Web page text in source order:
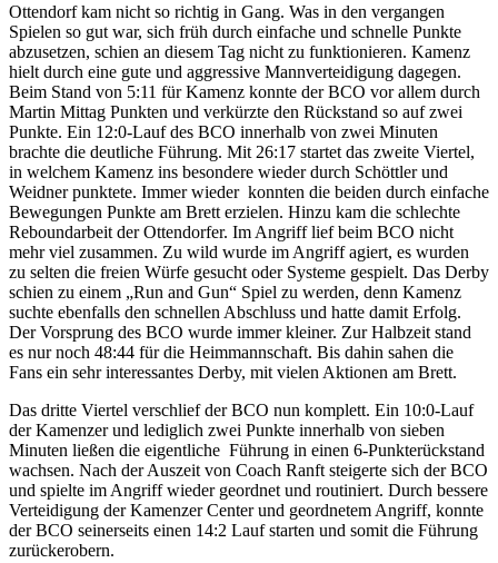
Ottendorf kam nicht so richtig in Gang. Was in den vergangen
Spielen so gut war, sich früh durch einfache und schnelle Punkte
abzusetzen, schien an diesem Tag nicht zu funktionieren. Kamenz
hielt durch eine gute und aggressive Mannverteidigung dagegen.
Beim Stand von 5:11 für Kamenz konnte der BCO vor allem durch
Martin Mittag Punkten und verkürzte den Rückstand so auf zwei
Punkte. Ein 12:0-Lauf des BCO innerhalb von zwei Minuten
brachte die deutliche Führung. Mit 26:17 startet das zweite Viertel,
in welchem Kamenz ins besondere wieder durch Schöttler und
Weidner punktete. Immer wieder konnten die beiden durch einfache
Bewegungen Punkte am Brett erzielen. Hinzu kam die schlechte
Reboundarbeit der Ottendorfer. Im Angriff lief beim BCO nicht
mehr viel zusammen. Zu wild wurde im Angriff agiert, es wurden
zu selten die freien Würfe gesucht oder Systeme gespielt. Das Derby
schien zu einem „Run and Gun“ Spiel zu werden, denn Kamenz
suchte ebenfalls den schnellen Abschluss und hatte damit Erfolg.
Der Vorsprung des BCO wurde immer kleiner. Zur Halbzeit stand
es nur noch 48:44 für die Heimmannschaft. Bis dahin sahen die
Fans ein sehr interessantes Derby, mit vielen Aktionen am Brett.
Das dritte Viertel verschlief der BCO nun komplett. Ein 10:0-Lauf
der Kamenzer und lediglich zwei Punkte innerhalb von sieben
Minuten ließen die eigentliche Führung in einen 6-Punkterückstand
wachsen. Nach der Auszeit von Coach Ranft steigerte sich der BCO
und spielte im Angriff wieder geordnet und routiniert. Durch bessere
Verteidigung der Kamenzer Center und geordnetem Angriff, konnte
der BCO seinerseits einen 14:2 Lauf starten und somit die Führung
zurückerobern.